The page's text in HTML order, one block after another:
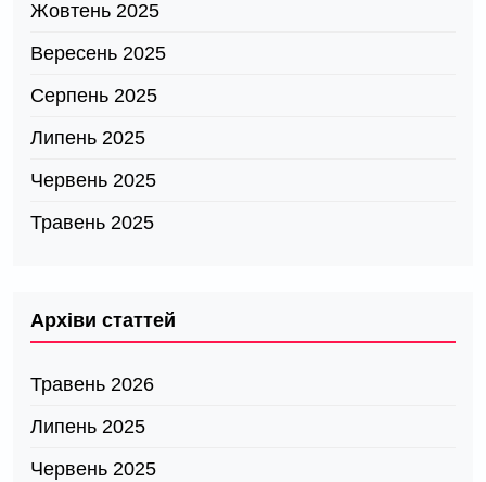
Жовтень 2025
Вересень 2025
Серпень 2025
Липень 2025
Червень 2025
Травень 2025
Архіви статтей
Травень 2026
Липень 2025
Червень 2025